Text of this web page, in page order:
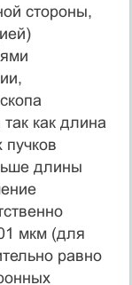
стороны,
как длина
длины
мкм (для
равно